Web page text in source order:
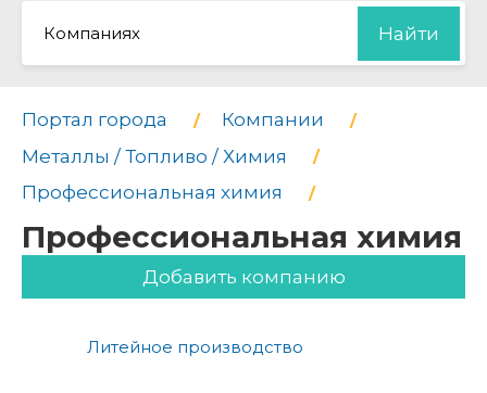
Компаниях Найти
Портал города
Компании
Металлы / Топливо / Химия
Профессиональная химия
Профессиональная химия
Добавить компанию
Литейное производство